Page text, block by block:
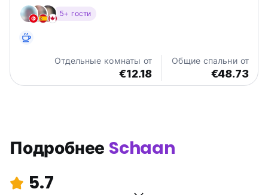
5+ гости
Отдельные комнаты от
€12.18
Общие спальни от
€48.73
Подробнее Schaan
5.7